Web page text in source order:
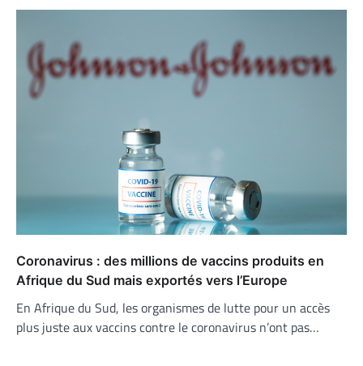
Coronavirus : des millions de vaccins produits en
Afrique du Sud mais exportés vers l’Europe
En Afrique du Sud, les organismes de lutte pour un accès
plus juste aux vaccins contre le coronavirus n’ont pas…